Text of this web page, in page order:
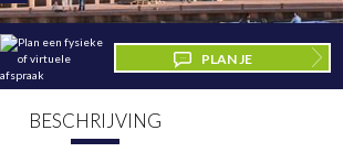
PLAN JE
BESCHRIJVING